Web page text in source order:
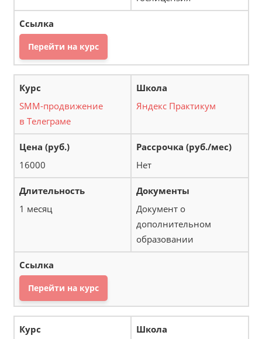
Перейти на курс
SMM-продвижение
в Телеграме
Яндекс Практикум
16000 Нет
1 месяц
Документ о
дополнительном
образовании
Перейти на курс